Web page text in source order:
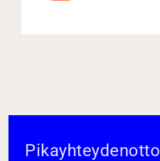
Pikayhteydenotto